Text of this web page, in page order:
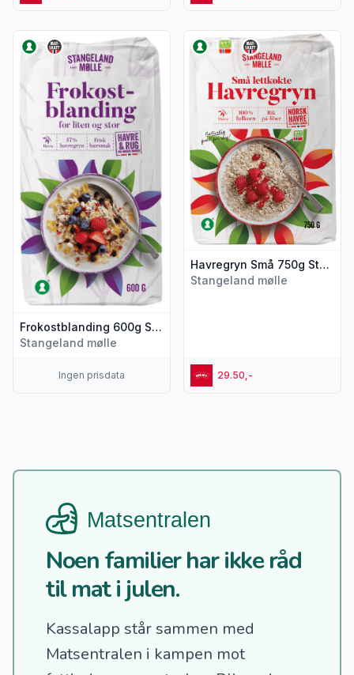
Frokostblanding 600g Stangeland Mølle
Stangeland mølle
Ingen prisdata
Vis flere detaljer for produktet "Frokostblanding 600g
Havregryn Små 750g Stangeland Mølle
Stangeland mølle
29.50,-
Vis flere detaljer for
Noen familier har ikke råd
til mat i julen.
Kassalapp står sammen med
Matsentralen i kampen mot